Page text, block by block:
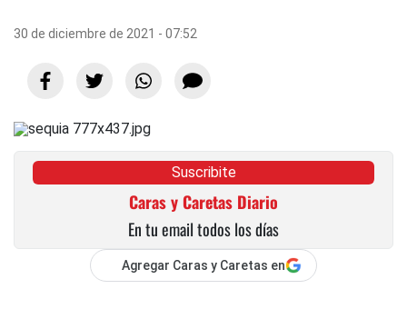
30 de diciembre de 2021 - 07:52
Suscribite
Caras y Caretas Diario
En tu email todos los días
Agregar Caras y Caretas en